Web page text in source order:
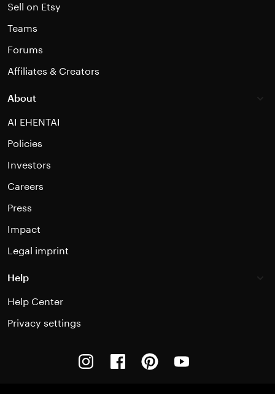
Sell on Etsy
Teams
Forums
Affiliates & Creators
About
AI EHENTAI
Policies
Investors
Careers
Press
Impact
Legal imprint
Help
Help Center
Privacy settings
InstagramFacebookPinterest